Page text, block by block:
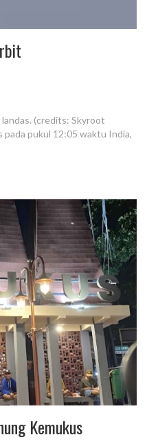
(credits: Skyroot
pukul 12:05 waktu India,
Kemukus